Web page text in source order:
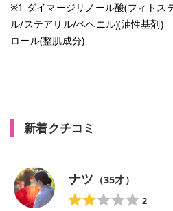
※1 ダイマージリノール酸(フィトス
ル/ステアリル/ベヘニル)(油性基
ロール(整肌成分)
新着クチコミ
ナツ （35才）
2